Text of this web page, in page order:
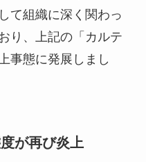
て組織に深く関わっ
り、上記の「カルテ
事態に発展しまし
が再び炎上